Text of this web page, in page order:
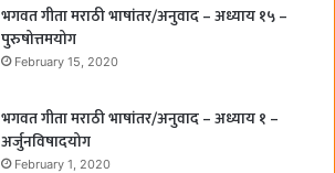
भगवत गीता मराठी भाषांतर/अनुवाद – अध्याय १५ –
पुरुषोत्तमयोग
February 15, 2020
भगवत गीता मराठी भाषांतर/अनुवाद – अध्याय १ –
अर्जुनविषादयोग
February 1, 2020